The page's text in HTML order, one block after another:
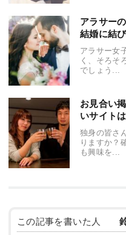
アラサー
結婚に結
アラサー女
く、そろそ
でしょう...
お見合い
いサイト
独身の皆さ
りますか？
も興味を...
この記事を書いた人